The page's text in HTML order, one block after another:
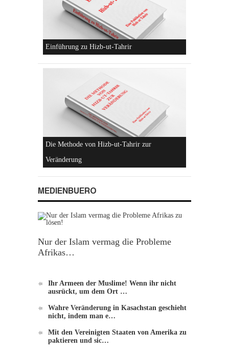
Einführung zu Hizb-ut-Tahrir
Die Methode von Hizb-ut-Tahrir zur
MEDIENBUERO
Nur der Islam vermag die Probleme
Afrikas…
Ihr Armeen der Muslime! Wenn ihr nicht
ausrückt, um dem Ort …
Wahre Veränderung in Kasachstan geschieht
nicht, indem man e…
Mit den Vereinigten Staaten von Amerika zu
paktieren und sic…